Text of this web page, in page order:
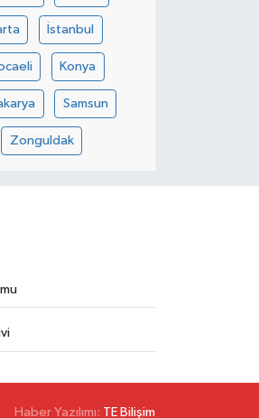
İstanbul
Konya
Samsun
Zonguldak
Haber Yazılımı: TE Bilişim